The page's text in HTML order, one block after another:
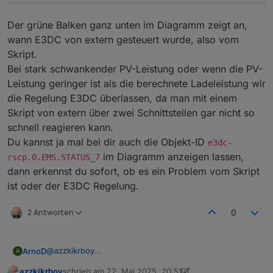
Der grüne Balken ganz unten im Diagramm zeigt an,
wann E3DC von extern gesteuert wurde, also vom
Skript.
Bei stark schwankender PV-Leistung oder wenn die PV-
Leistung geringer ist als die berechnete Ladeleistung wir
die Regelung E3DC überlassen, da man mit einem
Skript von extern über zwei Schnittstellen gar nicht so
schnell reagieren kann.
Du kannst ja mal bei dir auch die Objekt-ID e3dc-
rscp.0.EMS.STATUS_7 im Diagramm anzeigen lassen,
dann erkennst du sofort, ob es ein Problem vom Skript
ist oder der E3DC Regelung.
2 Antworten 0
A ArnoD@azzkikrboy